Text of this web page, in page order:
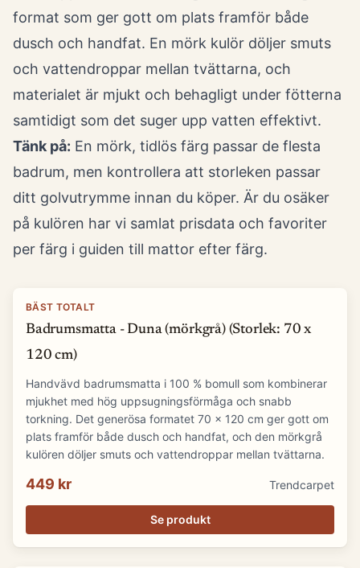
format som ger gott om plats framför både
dusch och handfat. En mörk kulör döljer smuts
och vattendroppar mellan tvättarna, och
materialet är mjukt och behagligt under fötterna
samtidigt som det suger upp vatten effektivt.
Tänk på: En mörk, tidlös färg passar de flesta
badrum, men kontrollera att storleken passar
ditt golvutrymme innan du köper. Är du osäker
på kulören har vi samlat prisdata och favoriter
per färg i guiden till mattor efter färg.
BÄST TOTALT
Badrumsmatta - Duna (mörkgrå) (Storlek: 70 x
120 cm)
Handvävd badrumsmatta i 100 % bomull som kombinerar
mjukhet med hög uppsugningsförmåga och snabb
torkning. Det generösa formatet 70 x 120 cm ger gott om
plats framför både dusch och handfat, och den mörkgrå
kulören döljer smuts och vattendroppar mellan tvättarna.
449 kr Trendcarpet
Se produkt